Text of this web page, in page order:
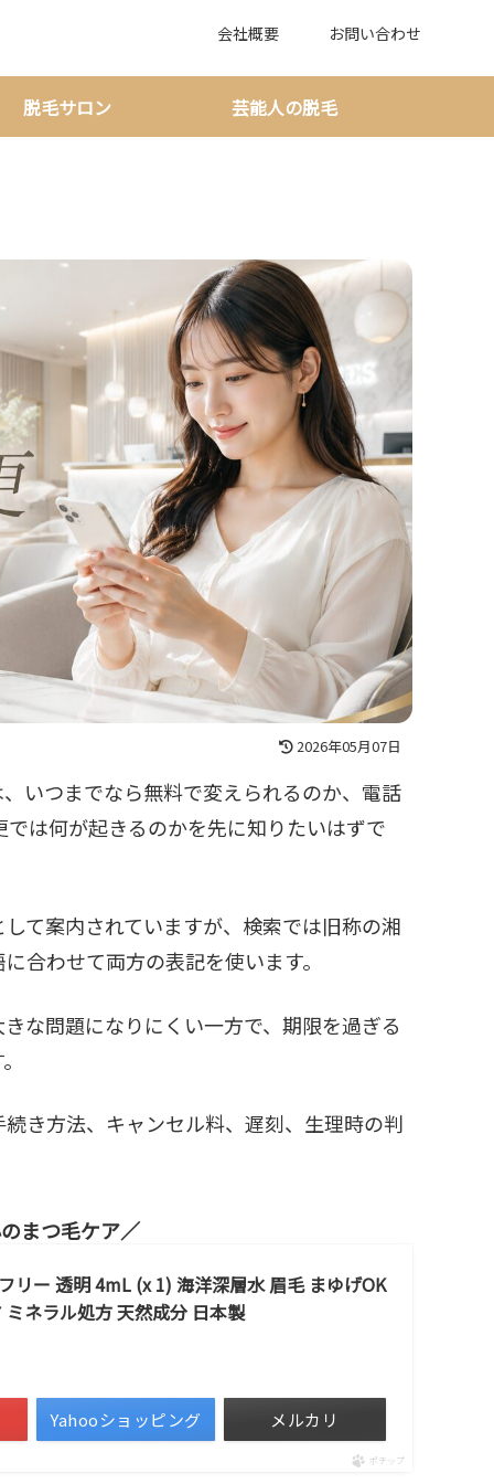
会社概要 お問い合わせ
脱毛サロン 芸能人の脱毛
限内に動けば余計な負担を避けやすい！
2026年05月07日
いつまでなら無料で変えられるのか、電話
は何が起きるのかを先に知りたいはずで
て案内されていますが、検索では旧称の湘
合わせて両方の表記を使います。
な問題になりにくい一方で、期限を過ぎる
き方法、キャンセル料、遅刻、生理時の判
まつ毛ケア
リー 透明 4mL (x 1) 海洋深層水 眉毛 まゆげOK
ネラル処方 天然成分 日本製
Yahooショッピング メルカリ
ポチップ